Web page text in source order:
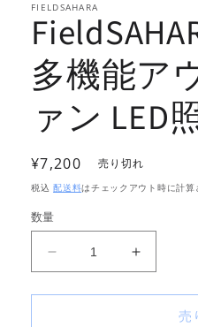
メ
デ
ィ
(1)
を
く
FIELDSAHARA
多機能ア
ァン LED
通
常
格
¥7,200 売り切れ
税込配送料はチェックアウト時に計算
数量
FieldSAHARA
GXZ-
F2H
GXZ-
F2H
売